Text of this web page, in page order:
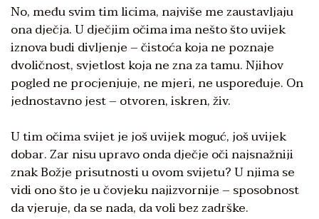
No, među svim tim licima, najviše me zaustavljaju
ona dječja. U dječjim očima ima nešto što uvijek
iznova budi divljenje – čistoća koja ne poznaje
dvoličnost, svjetlost koja ne zna za tamu. Njihov
pogled ne procjenjuje, ne mjeri, ne uspoređuje. On
jednostavno jest – otvoren, iskren, živ.
U tim očima svijet je još uvijek moguć, još uvijek
dobar. Zar nisu upravo onda dječje oči najsnažniji
znak Božje prisutnosti u ovom svijetu? U njima se
vidi ono što je u čovjeku najizvornije – sposobnost
da vjeruje, da se nada, da voli bez zadrške.